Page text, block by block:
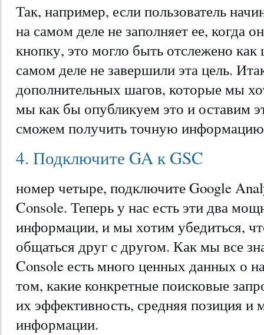
Так, например, если пользователь
на самом деле не заполняет ее, когда
кнопку, это могло быть отслежено как
самом деле не завершили эта цель.
дополнительных шагов, которые мы
мы как бы опубликуем это и оставим
сможем получить точную
4. Подключите GA к GSC
номер четыре, подключите Google
Console. Теперь у нас есть эти два
информации, и мы хотим убедиться,
общаться друг с другом. Как мы все
Console есть много ценных данных о
том, какие конкретные поисковые
их эффективность, средняя позиция и
информации.